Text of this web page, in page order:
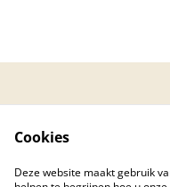
Cookies
Deze website maakt gebruik